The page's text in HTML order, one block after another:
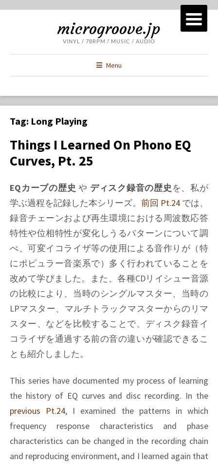
microgroove.jp
VINYL / 78RPM / MUSIC / AUDIO
Menu
Tag: Long Playing
Things I Learned On Phono EQ
Curves, Pt. 25
EQカーブの歴史 や ディスク録音の歴史 を、私が
学ぶ過程を記録した本シリーズ。 前回 Pt.24 では、
録音チェーンおよび再生環境における周波数応答
特性や位相特性が変化しうるパターンについて調
べ、可変イコライザ等の使用による音作りが（特
にポピュラー音楽系で）多く行われていることを
改めて学びました。また、各種CDリイシュー音源
の比較により、当時のシングルマスター、当時の
LPマスター、マルチトラックマスターからのリマ
スター、などを比較することで、ディスク録音イ
コライザを通過する前の音の違いが確認できるこ
とも紹介しました。
This series have documented my process of learning
the history of EQ curves and disc recording. In the
previous Pt.24, I examined the patterns in which
frequency response characteristics and phase
characteristics can be changed in the recording chain
and reproducing environment, and I learned again that